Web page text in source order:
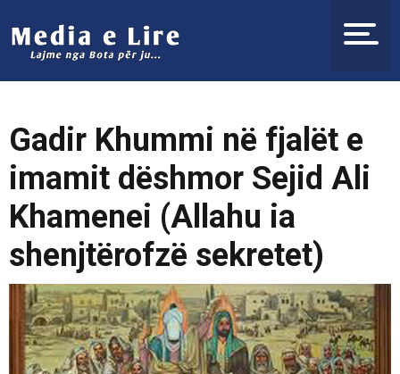
Gadir Khummi në fjalët e
imamit dëshmor Sejid Ali
Khamenei (Allahu ia
shenjtërofzë sekretet)